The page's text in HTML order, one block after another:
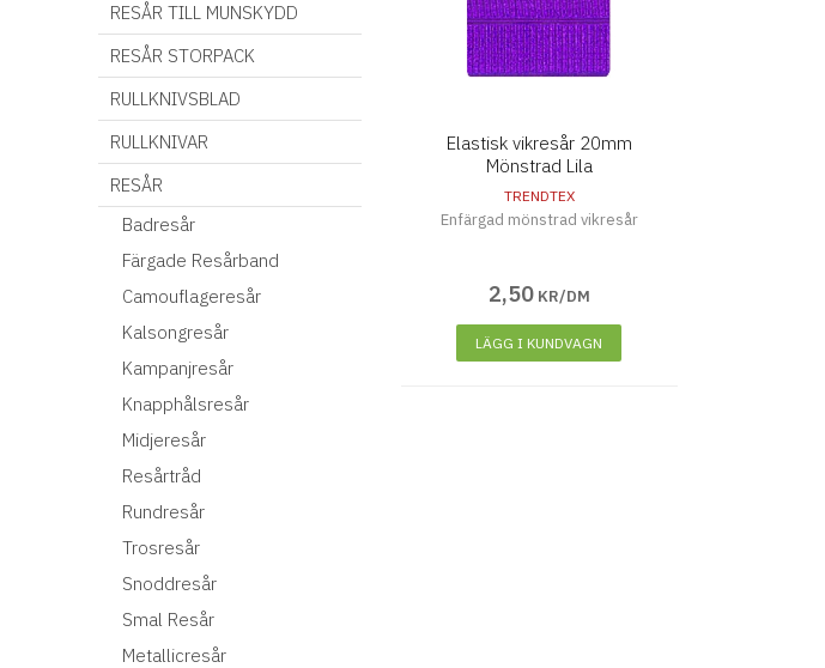
RESÅR TILL MUNSKYDD
RESÅR STORPACK
RULLKNIVSBLAD
RULLKNIVAR
RESÅR
Badresår
Färgade Resårband
Camouflageresår
Kalsongresår
Kampanjresår
Knapphålsresår
Midjeresår
Resårtråd
Rundresår
Trosresår
Snoddresår
Smal Resår
Metallicresår
Elastisk vikresår 20mm
Mönstrad Lila
TRENDTEX
Enfärgad mönstrad vikresår
2,50 KR/DM
LÄGG I KUNDVAGN